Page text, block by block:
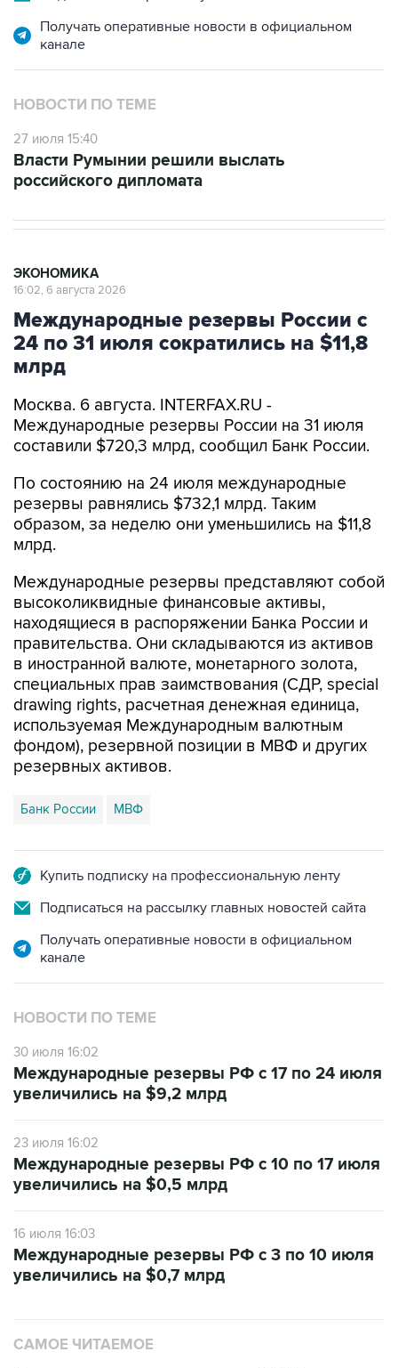
Получать оперативные новости в официальном
канале
НОВОСТИ ПО ТЕМЕ
27 июля 15:40
Власти Румынии решили выслать
российского дипломата
ЭКОНОМИКА
16:02, 6 августа 2026
Международные резервы России с
24 по 31 июля сократились на $11,8
млрд
Москва. 6 августа. INTERFAX.RU -
Международные резервы России на 31 июля
составили $720,3 млрд, сообщил Банк России.
По состоянию на 24 июля международные
резервы равнялись $732,1 млрд. Таким
образом, за неделю они уменьшились на $11,8
млрд.
Международные резервы представляют собой
высоколиквидные финансовые активы,
находящиеся в распоряжении Банка России и
правительства. Они складываются из активов
в иностранной валюте, монетарного золота,
специальных прав заимствования (СДР, special
drawing rights, расчетная денежная единица,
используемая Международным валютным
фондом), резервной позиции в МВФ и других
резервных активов.
Банк России МВФ
Купить подписку на профессиональную ленту
Подписаться на рассылку главных новостей сайта
Получать оперативные новости в официальном
канале
НОВОСТИ ПО ТЕМЕ
30 июля 16:02
Международные резервы РФ с 17 по 24 июля
увеличились на $9,2 млрд
23 июля 16:02
Международные резервы РФ с 10 по 17 июля
увеличились на $0,5 млрд
16 июля 16:03
Международные резервы РФ с 3 по 10 июля
увеличились на $0,7 млрд
САМОЕ ЧИТАЕМОЕ